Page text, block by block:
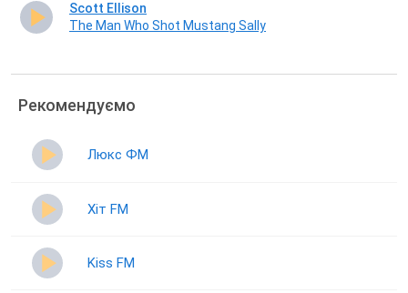
Scott Ellison
The Man Who Shot Mustang Sally
Рекомендуємо
Люкс ФМ
Хіт FM
Kiss FM